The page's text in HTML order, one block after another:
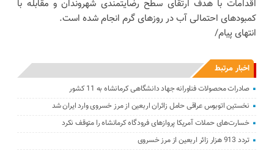
اقدامات با هدف ارتقای سطح رضایتمندی شهروندان و مقابله با
کمبودهای احتمالی آب در روزهای گرم انجام شده است.
انتهای پیام/
اخبار مرتبط
صادرات محصولات فناورانه جهاد دانشگاهی کرمانشاه به 11 کشور
نخستین اتوبوس عراقی حامل زائران اربعین از مرز خسروی وارد ایران شد
خسارت‌های حملات آمریکا پروازهای فرودگاه کرمانشاه را متوقف نکرد
تردد 913 هزار زائر اربعین از مرز خسروی